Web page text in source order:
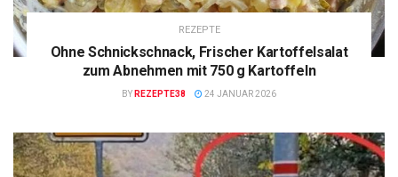
REZEPTE
Ohne Schnickschnack, Frischer Kartoffelsalat
zum Abnehmen mit 750 g Kartoffeln
BY REZEPTE38 24 JANUAR 2026